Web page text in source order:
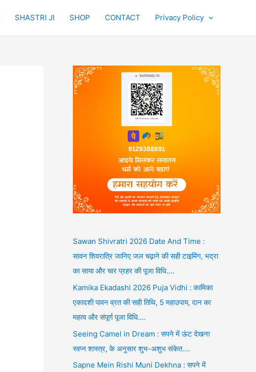
SHASTRI JI SHOP CONTACT Privacy Policy
Sawan Shivratri 2026 Date And Time :
सावन शिवरात्रि जानिए जल चढ़ाने की सही टाइमिंग, भद्रा
का साया और चार प्रहर की पूजा विधि….
Kamika Ekadashi 2026 Puja Vidhi : कामिका
एकादशी पावन व्रत की सही तिथि, 5 महाउपाय, दान का
महत्व और संपूर्ण पूजा विधि….
Seeing Camel in Dream : सपने में ऊंट देखना
स्वप्न शास्त्र, के अनुसार शुभ-अशुभ संकेत….
Sapne Mein Rishi Muni Dekhna : सपने में